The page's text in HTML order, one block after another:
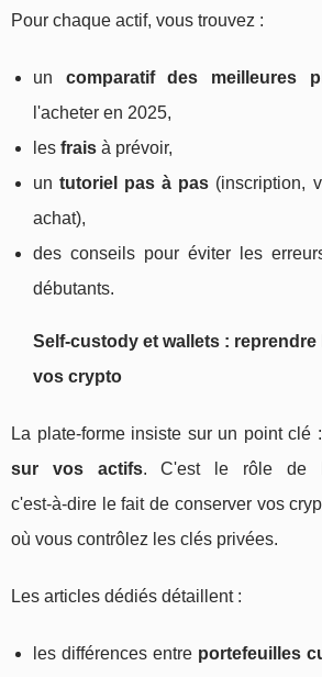
Pour chaque actif, vous trouvez :
un comparatif des meilleures
l'acheter en 2025,
les frais à prévoir,
untutoriel pas à pas (inscription,
achat),
des conseils pour éviter les
débutants.
Self‑custody et wallets :
vos crypto
La plate‑forme insiste sur un point clé
sur vos actifs. C'est le rôle de
c'est‑à‑dire le fait de conserver vos
où vous contrôlez les clés privées.
Les articles dédiés détaillent :
les différences entre portefeuilles